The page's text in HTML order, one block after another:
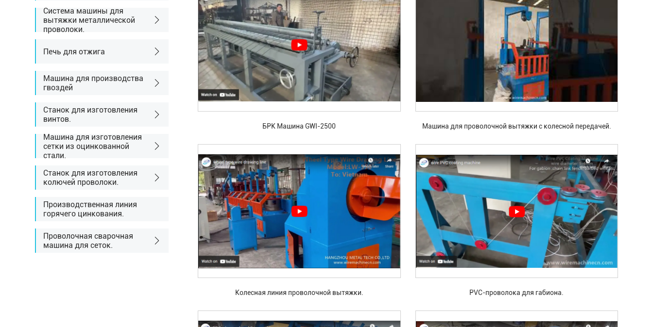
Система машины для
вытяжки металлической
проволоки.
Печь для отжига
Машина для производства
гвоздей
Станок для изготовления
винтов.
Машина для изготовления
сетки из оцинкованной
стали.
Станок для изготовления
колючей проволоки.
Производственная линия
горячего цинкования.
Проволочная сварочная
машина для сеток.
БРК Машина GWI-2500 Машина для проволочной вытяжки с колесной передачей.
Колесная линия проволочной вытяжки. PVC-проволока для габиона.